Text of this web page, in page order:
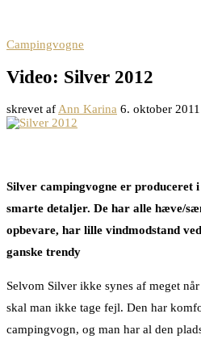
Campingvogne
Video: Silver 2012
skrevet afAnn Karina 6. oktober 2011
Silver campingvogne er
smarte detaljer. De har alle hæve/
opbevare, har lille vindmodstand
ganske trendy
Selvom Silver ikke synes af meget
skal man ikke tage fejl. Den har
campingvogn, og man har al den